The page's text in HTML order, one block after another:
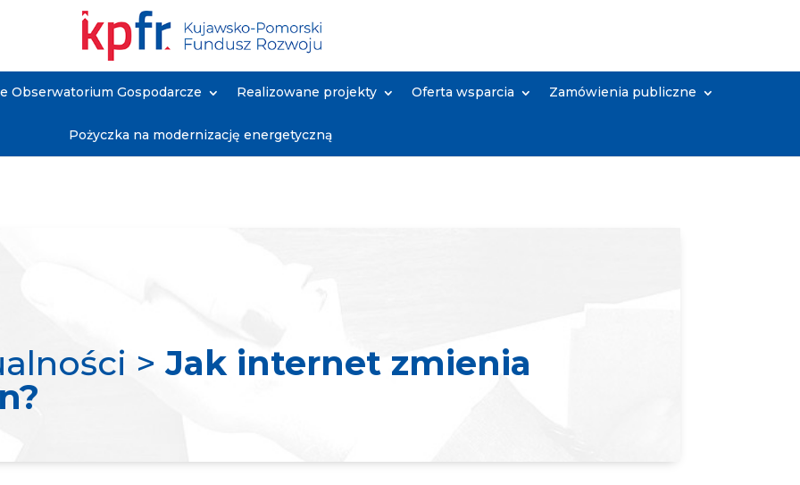
Obserwatorium Gospodarcze Realizowane projekty Oferta wsparcia Zamówienia publiczne
Pożyczka na modernizację energetyczną
> Jak internet zmienia